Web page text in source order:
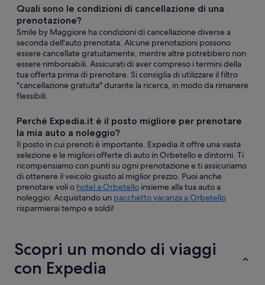
Quali sono le condizioni di cancellazione di una
prenotazione?
Smile by Maggiore ha condizioni di cancellazione diverse a
seconda dell'auto prenotata. Alcune prenotazioni possono
essere cancellate gratuitamente, mentre altre potrebbero non
essere rimborsabili. Assicurati di aver compreso i termini della
tua offerta prima di prenotare. Si consiglia di utilizzare il filtro
"cancellazione gratuita" durante la ricerca, in modo da rimanere
flessibili.
Perché Expedia.it è il posto migliore per prenotare
la mia auto a noleggio?
Il posto in cui prenoti è importante. Expedia.it offre una vasta
selezione e le migliori offerte di auto in Orbetello e dintorni. Ti
ricompensiamo con punti su ogni prenotazione e ti assicuriamo
di ottenere il veicolo giusto al miglior prezzo. Puoi anche
prenotare voli o hotel a Orbetello insieme alla tua auto a
noleggio: Acquistando un pacchetto vacanza a Orbetello
risparmierai tempo e soldi!
Scopri un mondo di viaggi
con Expedia